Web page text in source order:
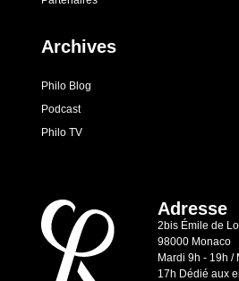
Archives
Philo Blog
Podcast
Philo TV
Adresse
2bis Émile de
98000 Monaco
Mardi 9h - 19h /
17h Dédié aux